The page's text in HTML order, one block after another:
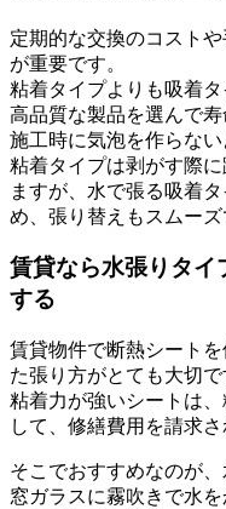
定期的な交換のコスト
が重要です。
粘着タイプよりも吸着
高品質な製品を選んで
施工時に気泡を作らな
粘着タイプは剥がす際
ますが、水で張る吸着
め、張り替えもスムーズ
賃貸なら水張りタイ
する
賃貸物件で断熱シート
た張り方がとても大切で
粘着力が強いシートは
して、修繕費用を請求
そこでおすすめなのが
窓ガラスに霧吹きで水